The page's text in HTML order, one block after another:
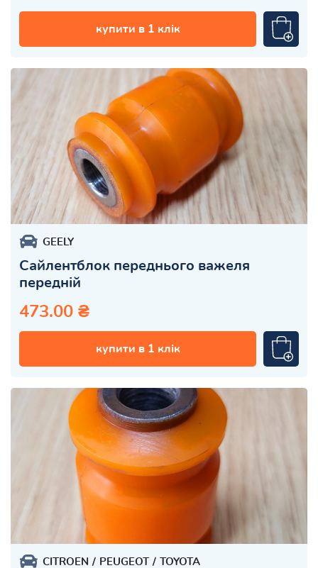
купити в 1 клік
GEELY
Сайлентблок переднього важеля
передній
473.00 ₴
купити в 1 клік
CITROEN PEUGEOT TOYOTA